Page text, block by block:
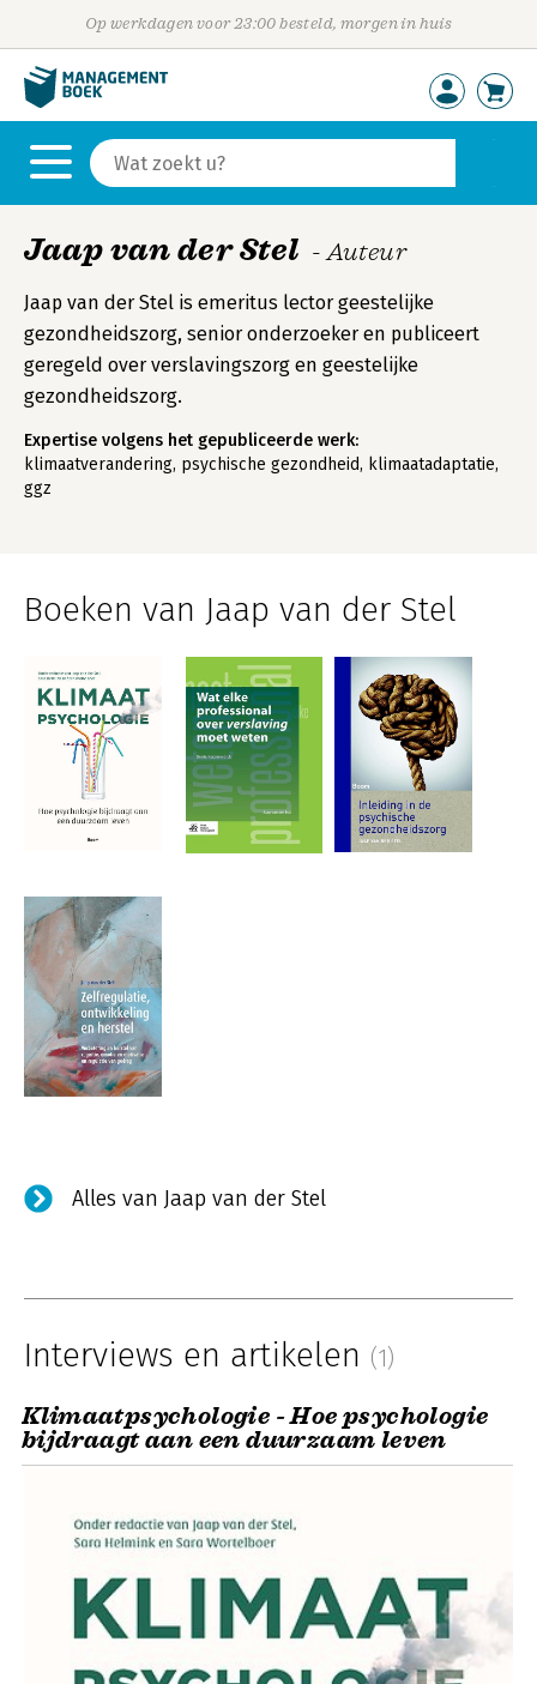
Op werkdagen voor 23:00 besteld, morgen in huis
Jaap van der Stel - Auteur
Jaap van der Stel is emeritus lector geestelijke
gezondheidszorg, senior onderzoeker en publiceert
geregeld over verslavingszorg en geestelijke
gezondheidszorg.
Expertise volgens het gepubliceerde werk:
klimaatverandering, psychische gezondheid, klimaatadaptatie,
ggz
Boeken van Jaap van der Stel
Alles van Jaap van der Stel
Interviews en artikelen (1)
Klimaatpsychologie - Hoe psychologie
bijdraagt aan een duurzaam leven